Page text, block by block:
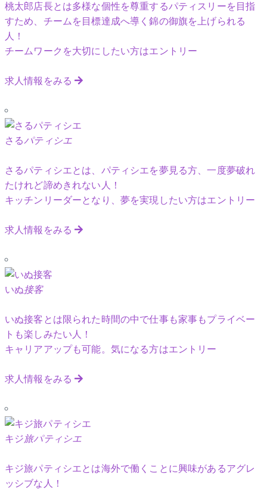
桃太郎店長とは多様な個性を尊重するパティスリーを目指
すため、チームを目標達成へ導く錦の御旗を上げられる
人！
チームワークを大切にしたい方はエントリー
求人情報をみる
さるパティシエ
さるパティシエとは、パティシエを夢見る方、一度夢破れ
たけれど諦めきれない人！
キッチンリーダーとなり、夢を実現したい方はエントリー
求人情報をみる
いぬ接客
いぬ接客とは限られた時間の中で仕事も家事もプライベー
トも楽しみたい人！
キャリアアップも可能。気になる方はエントリー
求人情報をみる
キジ旅パティシエ
キジ旅パティシエとは海外で働くことに興味があるアグレ
ッシブな人！